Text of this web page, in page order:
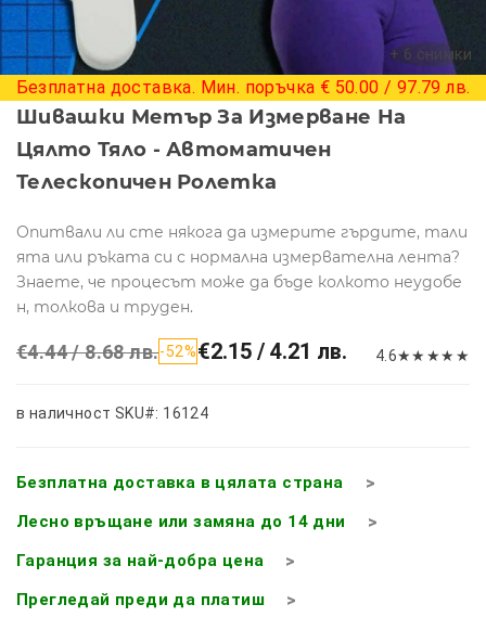
+ 6 снимки
Безплатна доставка. Мин. поръчка € 50.00 / 97.79 лв.
Шивашки Метър За Измерване На
Цялто Тяло - Автоматичен
Телескопичен Ролетка
Опитвали ли сте някога да измерите гърдите, тали
ята или ръката си с нормална измервателна лента?
Знаете, че процесът може да бъде колкото неудобе
н, толкова и труден.
€4.44 / 8.68 лв.-52%€2.15 / 4.21 лв. 4.6★★ ★★ ★
в наличност SKU#: 16124
Безплатна доставка в цялата страна
Лесно връщане или замяна до 14 дни
Гаранция за най-добра цена
Прегледай преди да платиш